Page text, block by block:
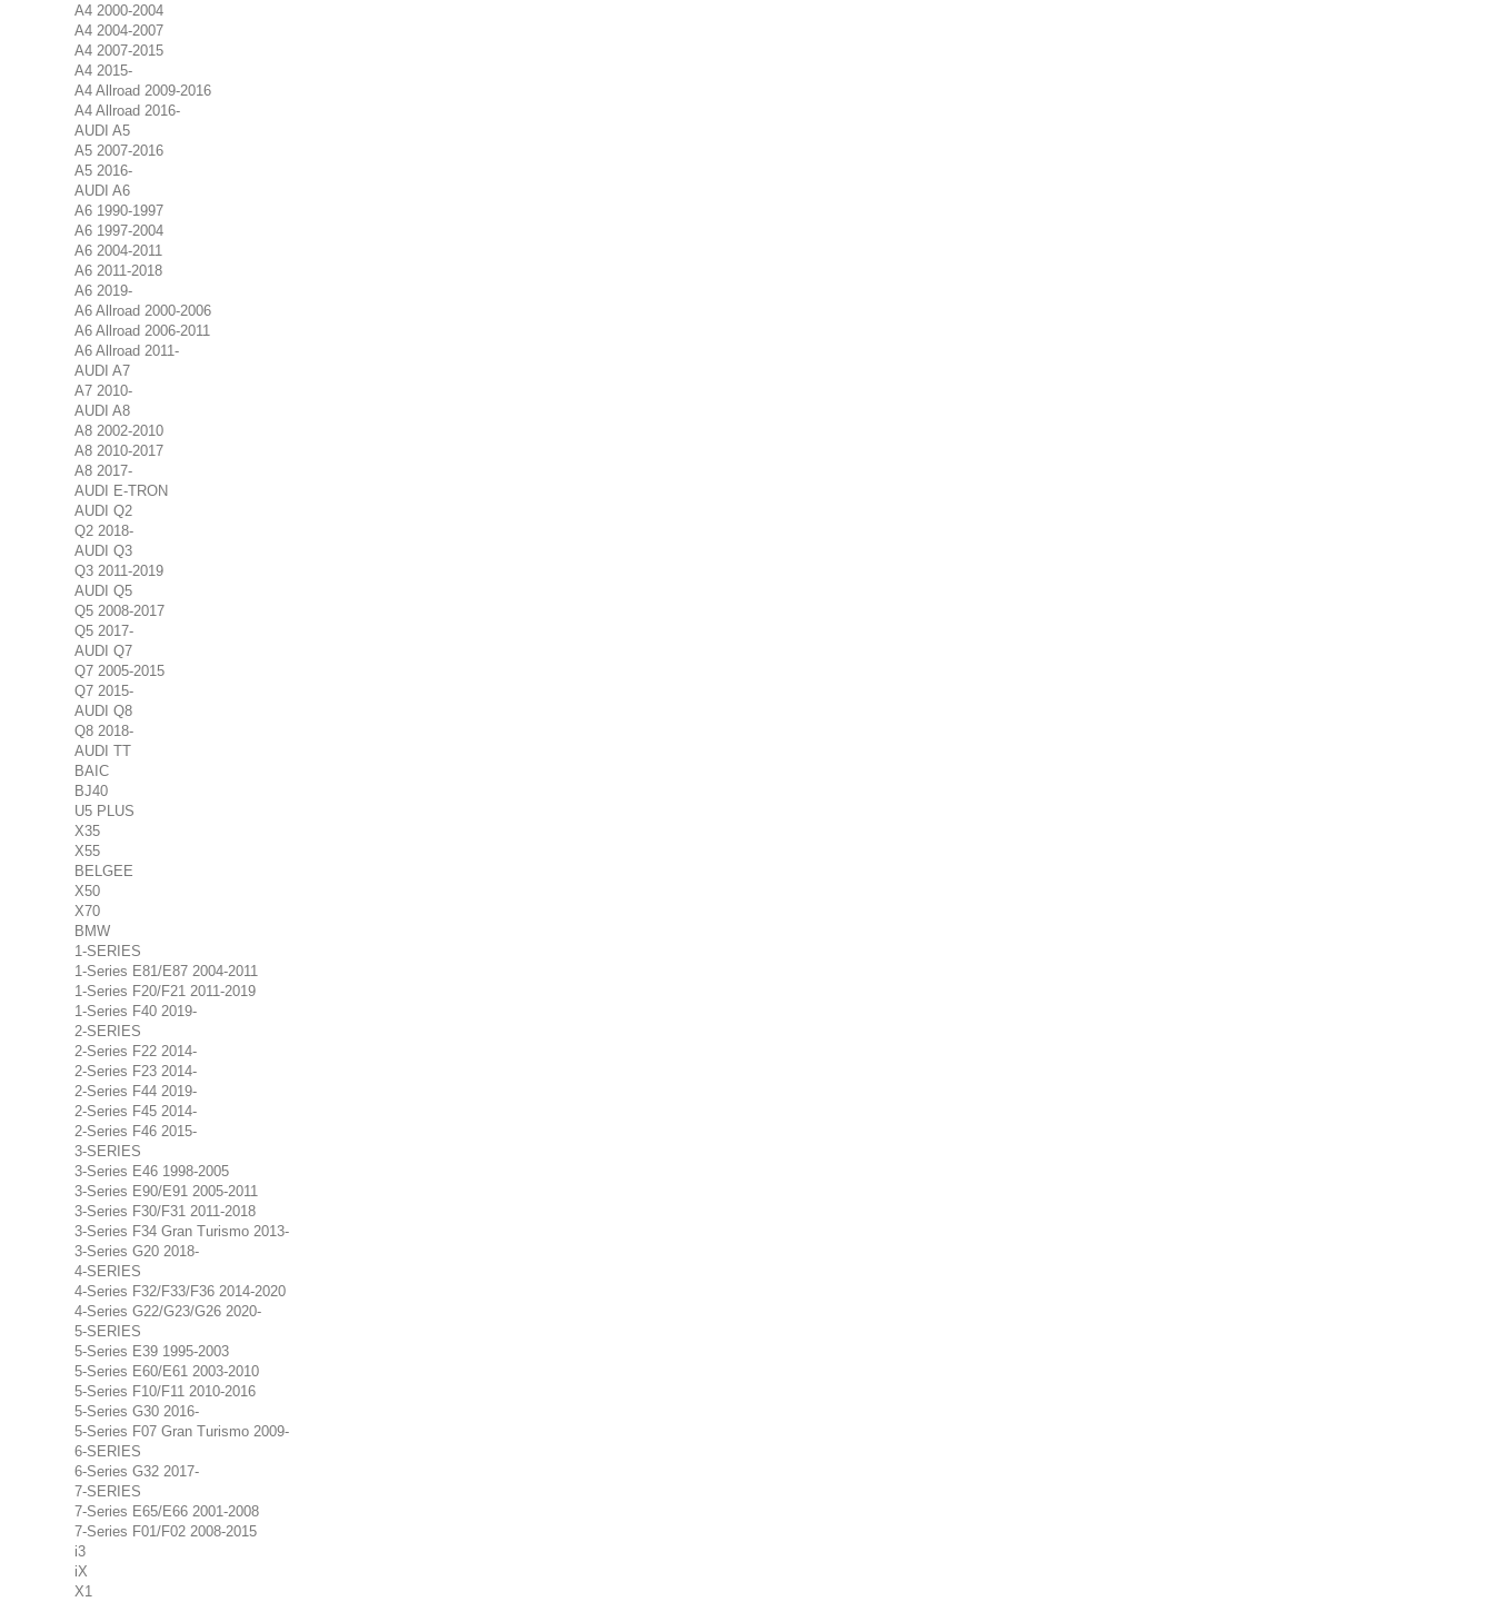
A4 2000-2004
A4 2004-2007
A4 2007-2015
A4 2015-
A4 Allroad 2009-2016
A4 Allroad 2016-
AUDI A5
A5 2007-2016
A5 2016-
AUDI A6
A6 1990-1997
A6 1997-2004
A6 2004-2011
A6 2011-2018
A6 2019-
A6 Allroad 2000-2006
A6 Allroad 2006-2011
A6 Allroad 2011-
AUDI A7
A7 2010-
AUDI A8
A8 2002-2010
A8 2010-2017
A8 2017-
AUDI E-TRON
AUDI Q2
Q2 2018-
AUDI Q3
Q3 2011-2019
AUDI Q5
Q5 2008-2017
Q5 2017-
AUDI Q7
Q7 2005-2015
Q7 2015-
AUDI Q8
Q8 2018-
AUDI TT
BAIC
BJ40
U5 PLUS
X35
X55
BELGEE
X50
X70
BMW
1-SERIES
1-Series E81/E87 2004-2011
1-Series F20/F21 2011-2019
1-Series F40 2019-
2-SERIES
2-Series F22 2014-
2-Series F23 2014-
2-Series F44 2019-
2-Series F45 2014-
2-Series F46 2015-
3-SERIES
3-Series E46 1998-2005
3-Series E90/E91 2005-2011
3-Series F30/F31 2011-2018
3-Series F34 Gran Turismo 2013-
3-Series G20 2018-
4-SERIES
4-Series F32/F33/F36 2014-2020
4-Series G22/G23/G26 2020-
5-SERIES
5-Series E39 1995-2003
5-Series E60/E61 2003-2010
5-Series F10/F11 2010-2016
5-Series G30 2016-
5-Series F07 Gran Turismo 2009-
6-SERIES
6-Series G32 2017-
7-SERIES
7-Series E65/E66 2001-2008
7-Series F01/F02 2008-2015
i3
iX
X1